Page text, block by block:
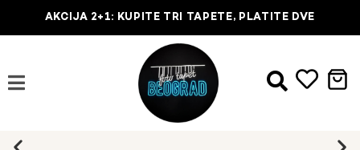
AKCIJA 2+1: KUPITE TRI TAPETE, PLATITE DVE